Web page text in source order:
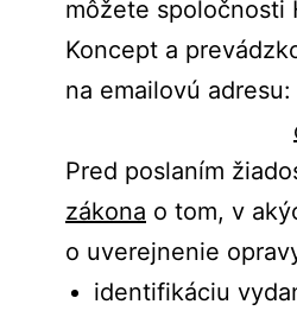
môžete spoločnosti
Koncept a
na emailovú adresu:
Pred poslaním
zákona o tom, v
o uverejnenie
identifikáciu